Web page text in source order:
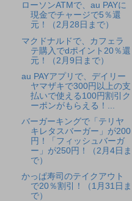
ローソンATMで、au PAYに
現金でチャージで5％還
元！（2月28日まで）
マクドナルドで、カフェラ
テ購入でdポイント20％還
元！（2月9日まで）
au PAYアプリで、デイリー
ヤマザキで300円以上の支
払いで使える100円割引ク
ーポンがもらえる！...
バーガーキングで「テリヤ
キレタスバーガー」が200
円！「フィッシュバーガ
ー」が250円！（2月4日ま
で）
かっぱ寿司のテイクアウト
で20％割引！（1月31日ま
で）